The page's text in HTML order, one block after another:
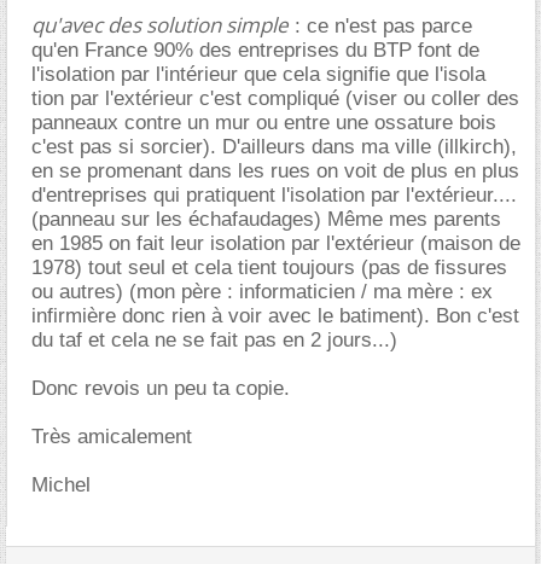
qu'avec des solution simple : ce n'est pas parce
qu'en France 90% des entreprises du BTP font de
l'isolation par l'intérieur que cela signifie que l'isola
tion par l'extérieur c'est compliqué (viser ou coller des
panneaux contre un mur ou entre une ossature bois
c'est pas si sorcier). D'ailleurs dans ma ville (illkirch),
en se promenant dans les rues on voit de plus en plus
d'entreprises qui pratiquent l'isolation par l'extérieur....
(panneau sur les échafaudages) Même mes parents
en 1985 on fait leur isolation par l'extérieur (maison de
1978) tout seul et cela tient toujours (pas de fissures
ou autres) (mon père : informaticien / ma mère : ex
infirmière donc rien à voir avec le batiment). Bon c'est
du taf et cela ne se fait pas en 2 jours...)
Donc revois un peu ta copie.
Très amicalement
Michel